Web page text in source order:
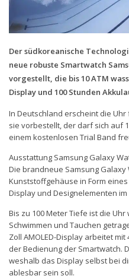
Flatrate-Prepaidtarife
Mobilfunk-
Mobilfunk-
Flatrate-Datentarife
Der südkoreanische
neue robuste Smartwatch
vorgestellt, die bis 10 ATM
Display und 100 Stunden
In Deutschland erscheint die
sie vorbestellt, der darf sich auf
einem kostenlosen Trial Band
Ausstattung Samsung Galaxy
Die brandneue Samsung Galaxy
Kunststoffgehäuse in Form
Display und Designelementen
Bis zu 100 Meter Tiefe ist die
Schwimmen und Tauchen
Zoll AMOLED-Display arbeitet
der Bedienung der Smartwatch.
weshalb das Display selbst bei
ablesbar sein soll.